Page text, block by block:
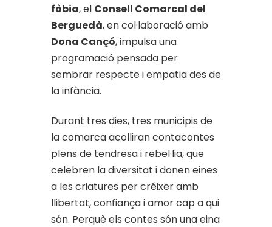
fòbia, el Consell Comarcal del
Berguedà, en col·laboració amb
Dona Cançó, impulsa una
programació pensada per
sembrar respecte i empatia des de
la infància.
Durant tres dies, tres municipis de
la comarca acolliran contacontes
plens de tendresa i rebel·lia, que
celebren la diversitat i donen eines
a les criatures per créixer amb
llibertat, confiança i amor cap a qui
són. Perquè els contes són una eina